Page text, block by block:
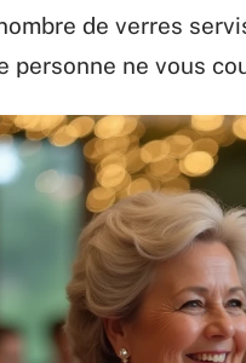
de verres
personne ne vous